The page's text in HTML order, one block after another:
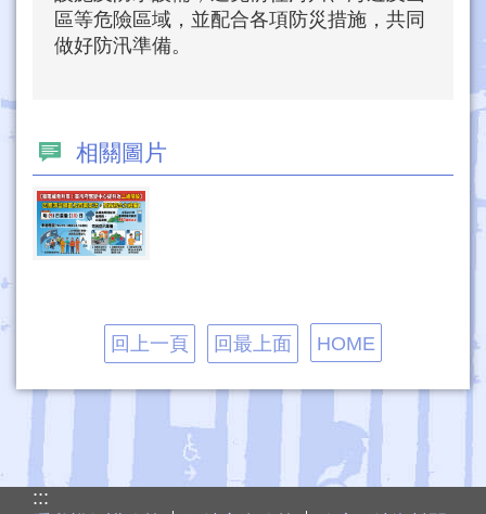
區等危險區域，並配合各項防災措施，共同
做好防汛準備。
相關圖片
回上一頁 回最上面 HOME
:::